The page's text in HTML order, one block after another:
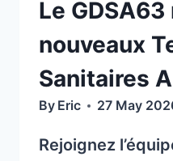
Le
nouveaux
Sanitaires
By Eric 27 May
Rejoignez